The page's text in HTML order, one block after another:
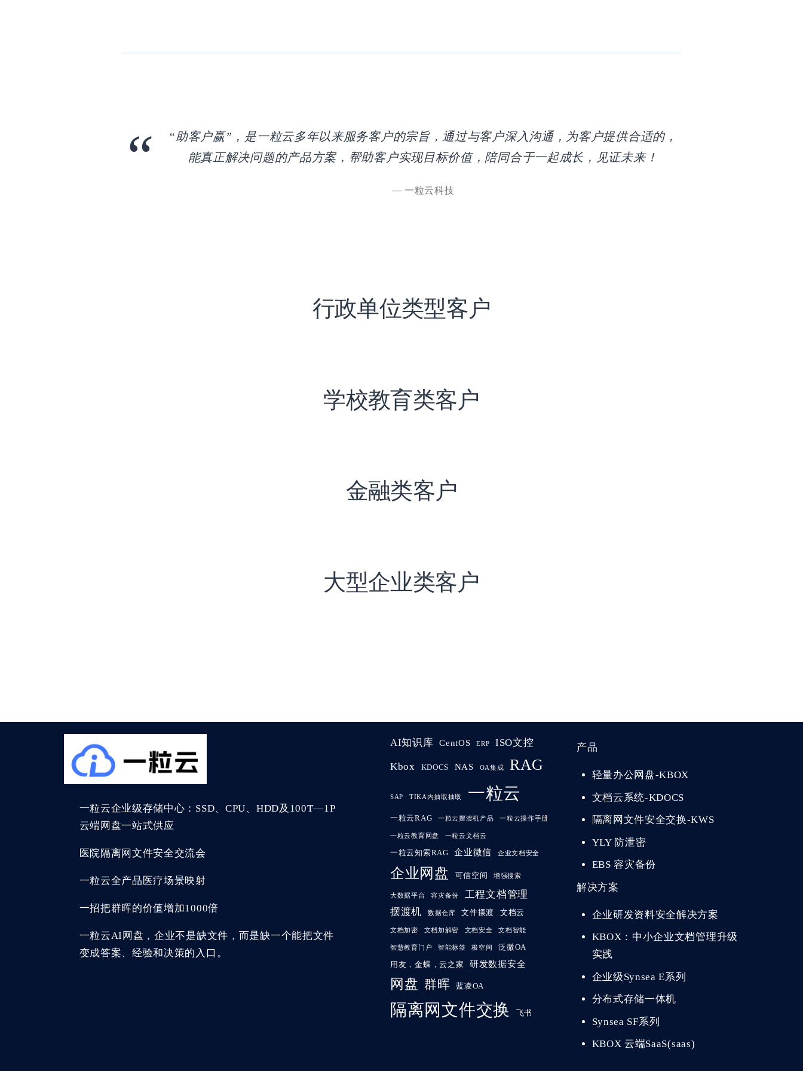
“助客户赢”，是一粒云多年以来服务客户的宗旨，通过与客户深入沟通，为客户提供合适的，
能真正解决问题的产品方案，帮助客户实现目标价值，陪同合于一起成长，见证未来！
— 一粒云科技
行政单位类型客户
学校教育类客户
金融类客户
大型企业类客户
一粒云企业级存储中心：SSD、CPU、HDD及100T—1P
云端网盘一站式供应
医院隔离网文件安全交流会
一粒云全产品医疗场景映射
一招把群晖的价值增加1000倍
一粒云AI网盘，企业不是缺文件，而是缺一个能把文件
变成答案、经验和决策的入口。
AI知识库 CentOS ERP ISO文控
Kbox KDOCS NAS OA集成 RAG
SAP TIKA内抽取抽取 一粒云
一粒云RAG 一粒云摆渡机产品 一粒云操作手册
一粒云教育网盘 一粒云文档云
一粒云知索RAG 企业微信 企业文档安全
企业网盘 可信空间 增强搜索
大数据平台 容灾备份
工程文档管理
摆渡机
数据仓库 文件摆渡 文档云
文档加密 文档加解密 文档安全 文档智能
智慧教育门户 智能标签 极空间
泛微OA
用友，金蝶，云之家
研发数据安全
网盘 群晖 蓝凌OA
隔离网文件交换 飞书
产品
轻量办公网盘-KBOX
文档云系统-KDOCS
隔离网文件安全交换-KWS
YLY 防泄密
EBS 容灾备份
解决方案
企业研发资料安全解决方案
KBOX：中小企业文档管理升级
实践
企业级Synsea E系列
分布式存储一体机
Synsea SF系列
KBOX 云端SaaS(saas)